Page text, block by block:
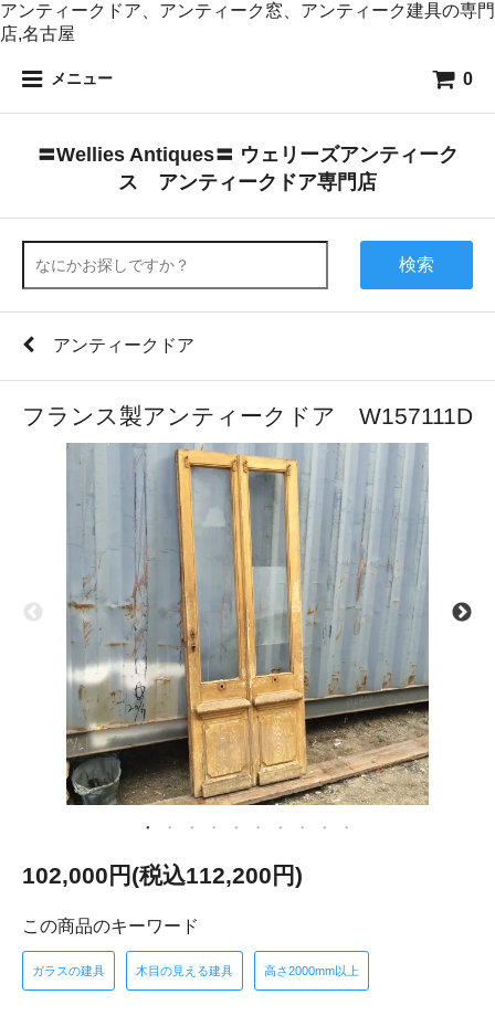
アンティークドア、アンティーク窓、アンティーク建具の専門
店,名古屋
メニュー 0
〓Wellies Antiques〓 ウェリーズアンティーク
ス アンティークドア専門店
検索
アンティークドア
フランス製アンティークドア W157111D
102,000円(税込112,200円)
この商品のキーワード
ガラスの建具 木目の見える建具 高さ2000mm以上